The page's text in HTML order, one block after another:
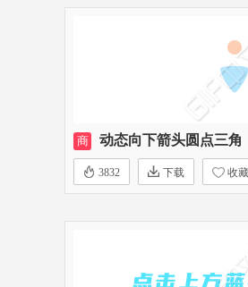
商 动态向下箭头圆点三角
3832 下载 收藏